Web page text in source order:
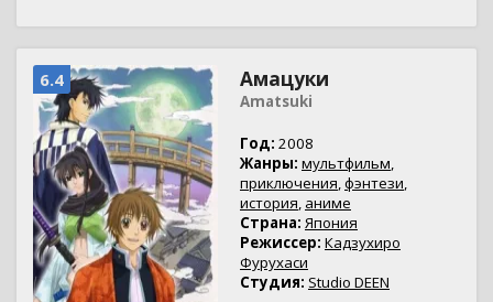
6.4 Амацуки
Amatsuki
Год: 2008
Жанры: мультфильм,
приключения,фэнтези,
история, аниме
Страна: Япония
Режиссер: Кадзухиро
Фурухаси
Студия: Studio DEEN